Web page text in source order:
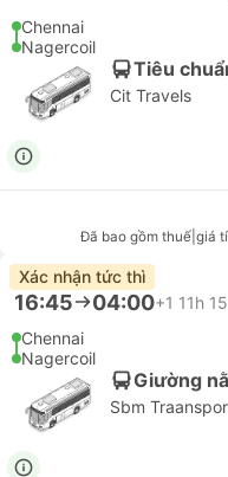
Chennai
Nagercoil
Tiêu
Cit Travels
Đã bao gồm thuế giá
Xác nhận tức thì
16:45 04:00+1 11h
Chennai
Nagercoil
Giường
Sbm